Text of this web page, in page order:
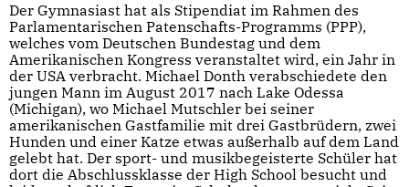
Der Gymnasiast hat als Stipendiat im Rahmen des
Parlamentarischen Patenschafts-Programms (PPP),
welches vom Deutschen Bundestag und dem
Amerikanischen Kongress veranstaltet wird, ein Jahr in
der USA verbracht. Michael Donth verabschiedete den
jungen Mann im August 2017 nach Lake Odessa
(Michigan), wo Michael Mutschler bei seiner
amerikanischen Gastfamilie mit drei Gastbrüdern, zwei
Hunden und einer Katze etwas außerhalb auf dem Land
gelebt hat. Der sport- und musikbegeisterte Schüler hat
dort die Abschlussklasse der High School besucht und